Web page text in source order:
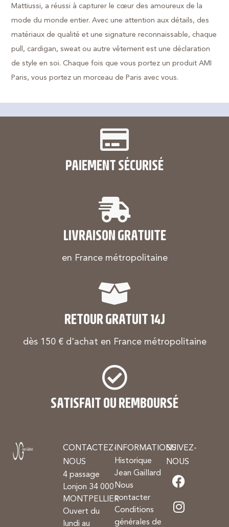
Mattiussi, a réussi à capturer le cœur des amoureux de la
mode du monde entier. Avec une attention aux détails, des
matériaux de qualité et une signature reconnaissable, chaque
pull, cardigan, sweat ou autre vêtement est une déclaration
de style en soi. Chaque fois que vous portez un produit AMI
Paris, vous portez un morceau de Paris avec vous.
PAIEMENT SÉCURISÉ
LIVRAISON GRATUITE
en France métropolitaine
RETOUR GRATUIT 14J
dès 150 € d'achat en France métropolitaine
SATISFAIT OU REMBOURSÉ
CONTACTEZ-
NOUS
4 passage
Lonjon 34 000
MONTPELLIER
Ouvert du
lundi au
INFORMATIONS
Historique
Jean Gaillard
Nous
contacter
Conditions
générales de
SUIVEZ-
NOUS